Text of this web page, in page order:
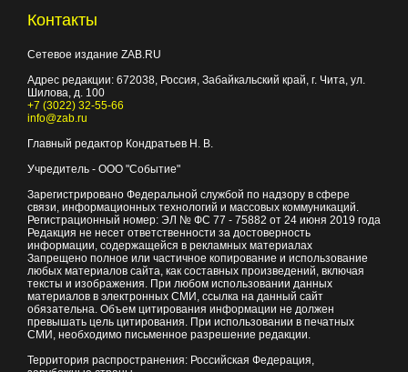
Контакты
Сетевое издание ZAB.RU
Адрес редакции: 672038, Россия, Забайкальский край, г. Чита, ул.
Шилова, д. 100
+7 (3022) 32-55-66
info@zab.ru
Главный редактор Кондратьев Н. В.
Учредитель - ООО "Событие"
Зарегистрировано Федеральной службой по надзору в сфере
связи, информационных технологий и массовых коммуникаций.
Регистрационный номер: ЭЛ № ФС 77 - 75882 от 24 июня 2019 года
Редакция не несет ответственности за достоверность
информации, содержащейся в рекламных материалах
Запрещено полное или частичное копирование и использование
любых материалов сайта, как составных произведений, включая
тексты и изображения. При любом использовании данных
материалов в электронных СМИ, ссылка на данный сайт
обязательна. Объем цитирования информации не должен
превышать цель цитирования. При использовании в печатных
СМИ, необходимо письменное разрешение редакции.
Территория распространения: Российская Федерация,